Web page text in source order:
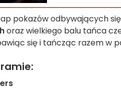
pokazów odbywających
oraz wielkiego balu tańca
się i tańcząc razem w